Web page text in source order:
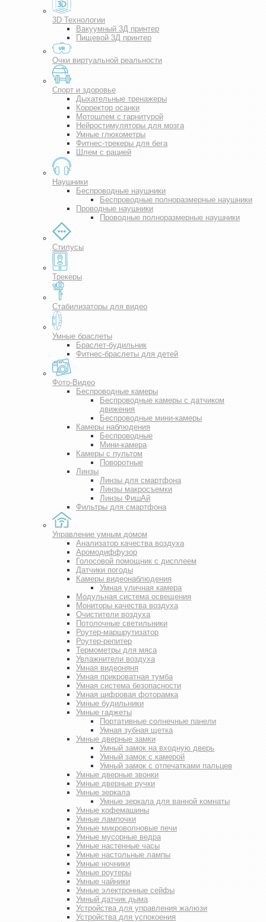
3D Технологии
Вакуумный 3Д принтер
Пищевой 3Д принтер
Очки виртуальной реальности
Спорт и здоровье
Дыхательные тренажеры
Корректор осанки
Мотошлем с гарнитурой
Нейростимуляторы для мозга
Умные глюкометры
Фитнес-трекеры для бега
Шлем с рацией
Наушники
Беспроводные наушники
Беспроводные полноразмерные наушники
Проводные наушники
Проводные полноразмерные наушники
Стилусы
Трекеры
Стабилизаторы для видео
Умные браслеты
Браслет-будильник
Фитнес-браслеты для детей
Фото-Видео
Беспроводные камеры
Беспроводные камеры с датчиком
движения
Беспроводные мини-камеры
Камеры наблюдения
Беспроводные
Мини-камера
Камеры с пультом
Поворотные
Линзы
Линзы для смартфона
Линзы макросъемки
Линзы ФишАй
Фильтры для смартфона
Управление умным домом
Анализатор качества воздуха
Аромодиффузор
Голосовой помощник с дисплеем
Датчики погоды
Камеры видеонаблюдения
Умная уличная камера
Модульная система освещения
Мониторы качества воздуха
Очистители воздуха
Потолочные светильники
Роутер-маршрутизатор
Роутер-репитер
Термометры для мяса
Увлажнители воздуха
Умная видеоняня
Умная прикроватная тумба
Умная система безопасности
Умная цифровая фоторамка
Умные будильники
Умные гаджеты
Портативные солнечные панели
Умная зубная щетка
Умные дверные замки
Умный замок на входную дверь
Умный замок с камерой
Умный замок с отпечатками пальцев
Умные дверные звонки
Умные дверные ручки
Умные зеркала
Умные зеркала для ванной комнаты
Умные кофемашины
Умные лампочки
Умные микроволновые печи
Умные мусорные ведра
Умные настенные часы
Умные настольные лампы
Умные ночники
Умные роутеры
Умные чайники
Умные электронные сейфы
Умный датчик дыма
Устройства для управления жалюзи
Устройства для успокоения